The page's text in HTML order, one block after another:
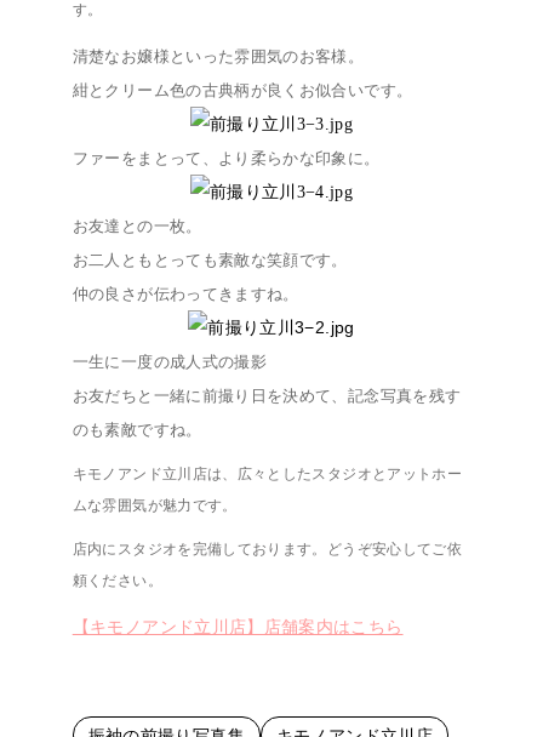
す。
清楚なお嬢様といった雰囲気のお客様。
紺とクリーム色の古典柄が良くお似合いです。
ファーをまとって、より柔らかな印象に。
お友達との一枚。
お二人ともとっても素敵な笑顔です。
仲の良さが伝わってきますね。
一生に一度の成人式の撮影
お友だちと一緒に前撮り日を決めて、 記念写真を残す
のも素敵ですね。
キモノアンド立川店は、
広々としたスタジオとアットホー
ムな雰囲気が魅力です 。
店内にスタジオを完備しております。どうぞ安心してご依
頼ください。
【キモノアンド立川店】店舗案内はこちら